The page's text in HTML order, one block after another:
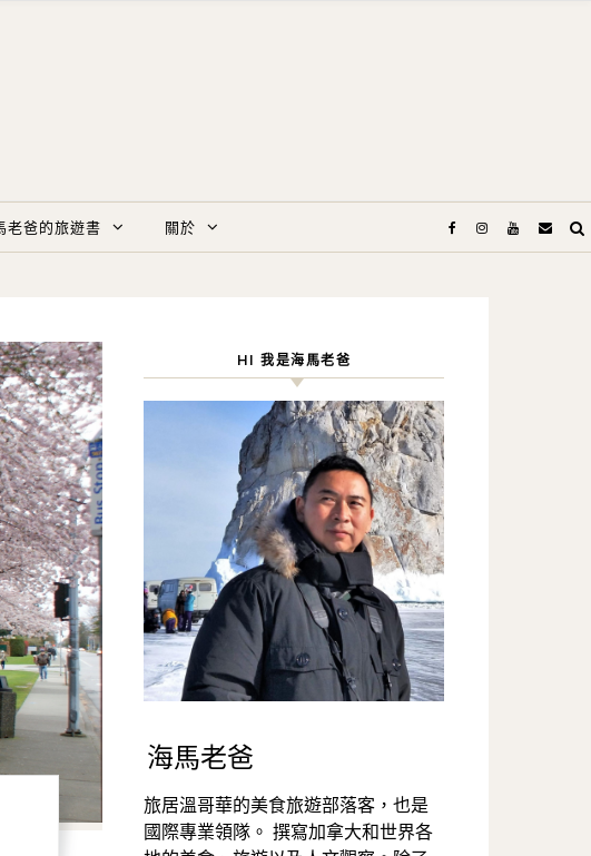
老爸的旅遊書 關於
HI 我是海馬老爸
海馬老爸
旅居溫哥華的美食旅遊部落客，也是
國際專業領隊。 撰寫加拿大和世界各